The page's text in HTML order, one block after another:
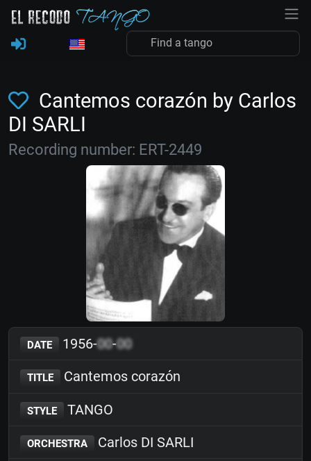
Cantemos corazón by Carlos
DI SARLI
Recording number: ERT-2449
DATE 1956-00-00
TITLE Cantemos corazón
STYLE TANGO
ORCHESTRA Carlos DI SARLI